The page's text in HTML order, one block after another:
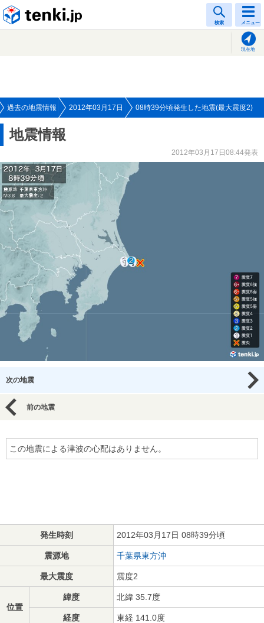
検索 メニュー
現在地
過去の地震情報 2012年03月17日 08時39分頃発生した地震(最大震度2)
地震情報
2012年03月17日08:44発表
次の地震
前の地震
この地震による津波の心配はありません。
発生時刻 2012年03月17日 08時39分頃
震源地 千葉県東方沖
最大震度 震度2
位置
緯度 北緯 35.7度
経度 東経 141.0度